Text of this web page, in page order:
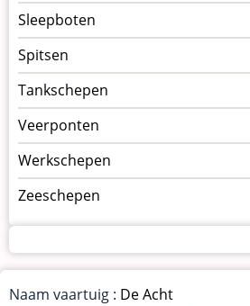
Sleepboten
Spitsen
Tankschepen
Veerponten
Werkschepen
Zeeschepen
Naam vaartuig : De Acht